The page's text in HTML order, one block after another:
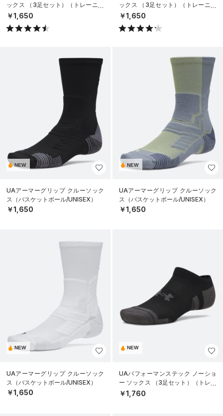
ックス （3足セット）（トレーニン
グ/UNISEX）
￥1,650
ックス （3足セット）（トレーニン
グ/UNISEX）
￥1,650
NEW
UAアーマーグリップ クルーソック
ス（バスケットボール/UNISEX）
￥1,650
NEW
UAアーマーグリップ クルーソック
ス（バスケットボール/UNISEX）
￥1,650
NEW
UAアーマーグリップ クルーソック
ス（バスケットボール/UNISEX）
￥1,650
NEW
UAパフォーマンステック ノーショ
ー ソックス （3足セット）（トレー
ニング/UNISEX）
￥1,760